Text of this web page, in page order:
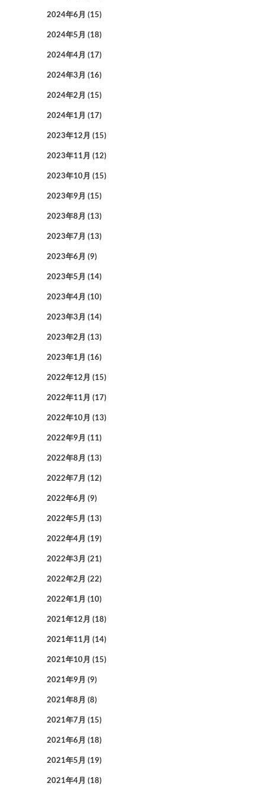
2024年6月 (15)
2024年5月 (18)
2024年4月 (17)
2024年3月 (16)
2024年2月 (15)
2024年1月 (17)
2023年12月 (15)
2023年11月 (12)
2023年10月 (15)
2023年9月 (15)
2023年8月 (13)
2023年7月 (13)
2023年6月 (9)
2023年5月 (14)
2023年4月 (10)
2023年3月 (14)
2023年2月 (13)
2023年1月 (16)
2022年12月 (15)
2022年11月 (17)
2022年10月 (13)
2022年9月 (11)
2022年8月 (13)
2022年7月 (12)
2022年6月 (9)
2022年5月 (13)
2022年4月 (19)
2022年3月 (21)
2022年2月 (22)
2022年1月 (10)
2021年12月 (18)
2021年11月 (14)
2021年10月 (15)
2021年9月 (9)
2021年8月 (8)
2021年7月 (15)
2021年6月 (18)
2021年5月 (19)
2021年4月 (18)